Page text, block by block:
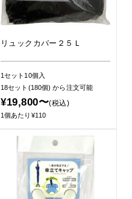
リュックカバー２５Ｌ
1セット10個入
18セット(180個)から注文可能
¥19,800〜(税込)
1個あたり¥110